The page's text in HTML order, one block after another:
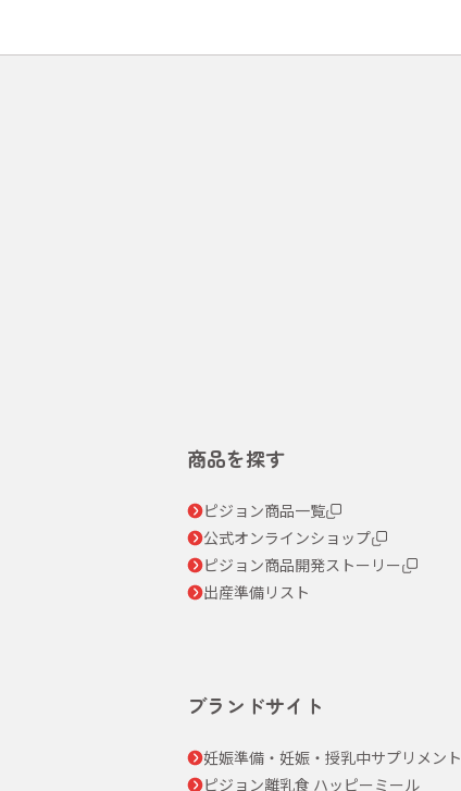
商品を探す
ピジョン商品一覧
公式オンラインショップ
ピジョン商品開発ストーリー
出産準備リスト
ブランドサイト
妊娠準備・妊娠・授乳中サプリメント
ピジョン離乳食 ハッピーミール